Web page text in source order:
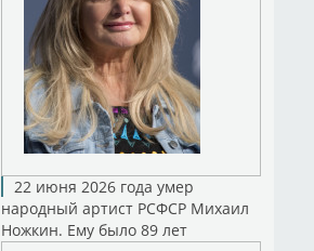
22 июня 2026 года умер
народный артист РСФСР Михаил
Ножкин. Ему было 89 лет